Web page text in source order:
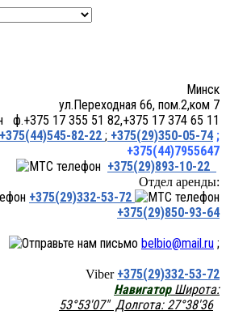
ул.Переходная 66, пом.2,ком 7
ф.+375 17 355 51 82,+375 17 374 65 11
+375(44)545-82-22 ; +375(29)350-05-74 ;
+375(44)7955647
+375(29)893-10-22
Отдел аренды:
+375(29)332-53-72
+375(29)850-93-64
belbio@mail.ru ;
Viber +375(29)332-53-72
НавигаторШирота:
53°53'07" Долгота: 27°38'36